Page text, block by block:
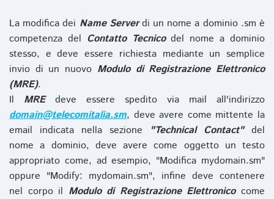
La modifica dei Name Serverdi un nome a dominio .sm è
competenza del Contatto Tecnicodel nome a dominio
stesso, e deve essere richiesta mediante un semplice
invio di un nuovo Modulo di Registrazione Elettronico
(MRE).
Il MREdeve essere spedito via mail all'indirizzo
domain@telecomitalia.sm, deve avere come mittente la
email indicata nella sezione
"Technical Contact"del
nome a dominio, deve avere come oggetto un testo
appropriato come, ad esempio, "Modifica mydomain.sm"
oppure "Modify: mydomain.sm", infine deve contenere
nel corpo il Modulo di Registrazione Elettronicocome